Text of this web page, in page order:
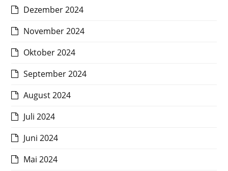
Dezember 2024
November 2024
Oktober 2024
September 2024
August 2024
Juli 2024
Juni 2024
Mai 2024